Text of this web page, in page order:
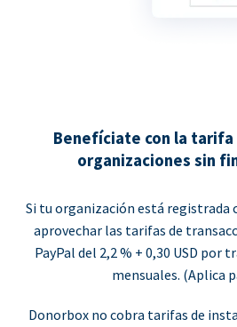
Benefíciate con la tarifa
organizaciones sin
Si tu organización está registrada
aprovechar las tarifas de
PayPal del 2,2 % + 0,30 USD por
mensuales. (Aplica
Donorbox no cobra tarifas de